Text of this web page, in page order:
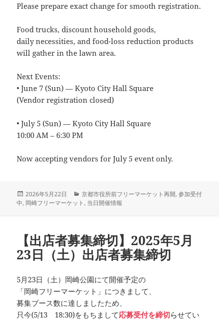
Please prepare exact change for smooth registration.
Food trucks, discount household goods,
daily necessities, and food-loss reduction products
will gather in the lawn area.
Next Events:
• June 7 (Sun) — Kyoto City Hall Square
(Vendor registration closed)
• July 5 (Sun) — Kyoto City Hall Square
10:00 AM – 6:30 PM
Now accepting vendors for July 5 event only.
投
稿
2026年5月22日
カ
テ
京都市役所前フリーマーケット再開,参加受付
中, 岡崎フリーマーケット , 当日開催情報
【出店者募集締切】2025年5月
23日（土）出店者募集締切
5月23日（土）岡崎公園にて開催予定の
「岡崎フリーマーケット」につきまして、
募集ブース数に達しましたため、
只今(5/13 18:30)をもちまして応募受付を締切らせてい